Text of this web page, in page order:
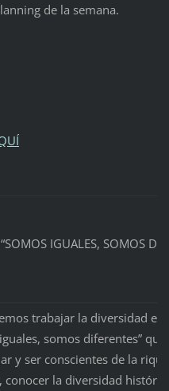
de la semana.
IGUALES, SOMOS
trabajar la diversidad
somos diferentes”
y ser conscientes de la
conocer la diversidad